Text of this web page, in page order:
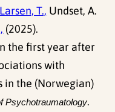
T., Undset, A.
(2025).
the first year after
with
in the (Norwegian)
Psychotraumatology.